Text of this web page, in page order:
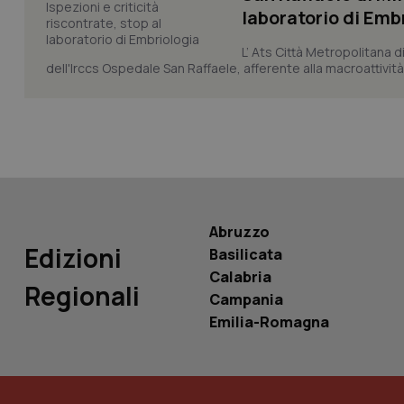
laboratorio di
L’ Ats Città Metropolitana
dell'Irccs Ospedale San Raffaele, afferente alla
Edizioni
Regionali
Abruzzo
Basilicata
Calabria
Campania
Emilia-Romagna
tracking-sites-
tracking-enable